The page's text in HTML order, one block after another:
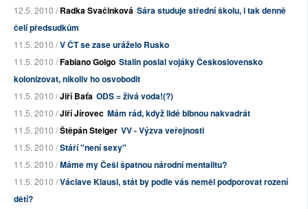
12.5. 2010 /Radka Svačinková Sára studuje střední školu, i tak denně
čelí předsudkům
11.5. 2010 /V ČT se zase uráželo Rusko
11.5. 2010 /Fabiano Golgo Stalin poslal vojáky Československo
kolonizovat, nikoliv ho osvobodit
11.5. 2010 /Jiří Baťa ODS = živá voda!(?)
11.5. 2010 /Jiří Jírovec Mám rád, když lidé blbnou nakvadrát
11.5. 2010 /Štěpán Steiger VV - Výzva veřejnosti
11.5. 2010 /Stáří "není sexy"
11.5. 2010 /Máme my Češi špatnou národní mentalitu?
11.5. 2010 /Václave Klausi, stát by podle vás neměl podporovat rození
dětí?